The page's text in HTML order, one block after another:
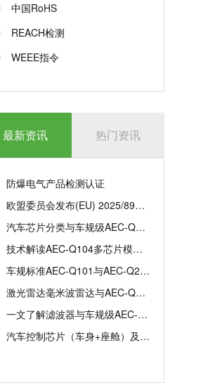
中国RoHS
REACH检测
WEEE指令
最新资讯 热门资讯
防爆电气产品检测认证
欧盟委员会发布(EU) 2025/893，更新一系列标准
汽车芯片分类与车规级AEC-Q100认证
技术解读AEC-Q104多芯片模组MCM车规级认证
车规标准AEC-Q101与AEC-Q200有何区别？
激光雷达毫米波雷达与AEC-Q100/102认证解析
一文了解滤波器与车规级AEC-Q200认证
汽车控制芯片（车身+座舱）及车规芯片AEC-Q100测试认证